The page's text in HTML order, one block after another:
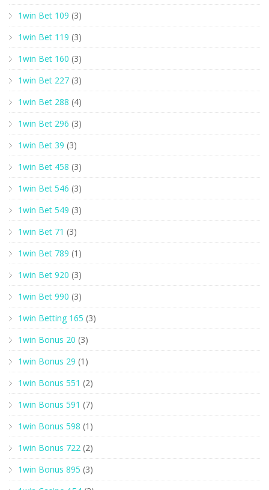
1win Bet 109 (3)
1win Bet 119 (3)
1win Bet 160 (3)
1win Bet 227 (3)
1win Bet 288 (4)
1win Bet 296 (3)
1win Bet 39 (3)
1win Bet 458 (3)
1win Bet 546 (3)
1win Bet 549 (3)
1win Bet 71 (3)
1win Bet 789 (1)
1win Bet 920 (3)
1win Bet 990 (3)
1win Betting 165 (3)
1win Bonus 20 (3)
1win Bonus 29 (1)
1win Bonus 551 (2)
1win Bonus 591 (7)
1win Bonus 598 (1)
1win Bonus 722 (2)
1win Bonus 895 (3)